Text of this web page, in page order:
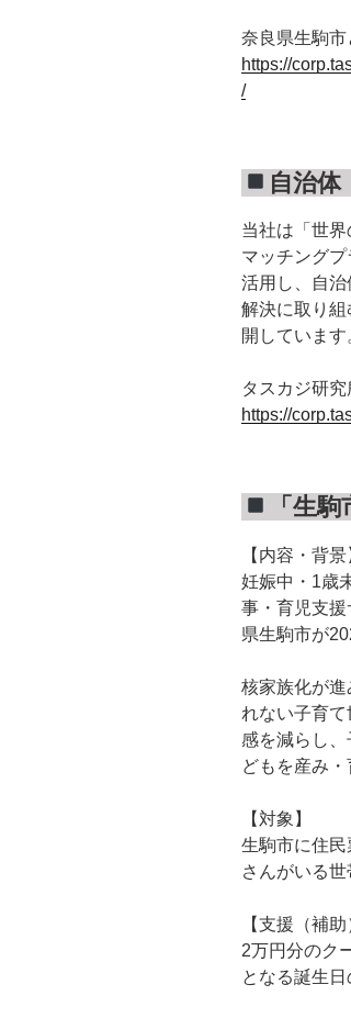
奈良県生駒市
https://
/
自治
当社は「世
マッチング
活用し、自治
解決に取り
開しています
タスカジ研究
https://
「生
【内容・背景
妊娠中・1歳
事・育児支
県生駒市が
核家族化が
れない子育
感を減らし
どもを産み
【対象】
生駒市に住
さんがいる世
【支援（補助
2万円分のク
となる誕生日